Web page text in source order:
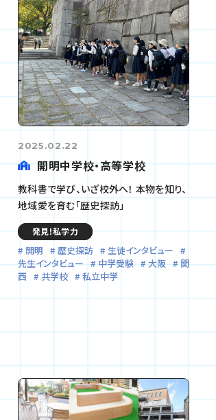
2025.02.22
開明中学校・高等学校
教科書で学び、いざ校外へ！ 本物を知り、
地域愛を育む「歴史探訪」
発見！私学力
開明 歴史探訪
生徒インタビュー
先生インタビュー
中学受験 大阪
関
西
共学校 私立中学